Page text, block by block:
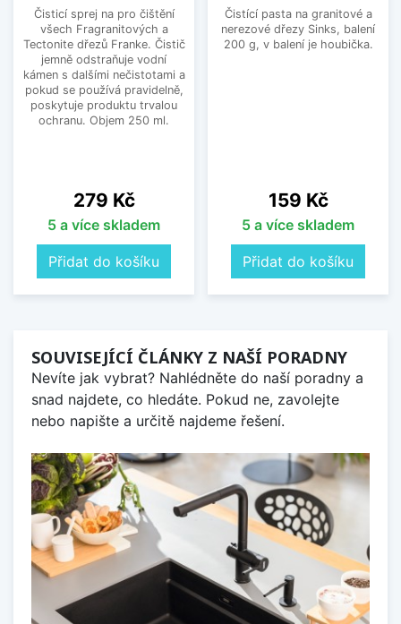
Čisticí sprej na pro čištění
všech Fragranitových a
Tectonite dřezů Franke. Čistič
jemně odstraňuje vodní
kámen s dalšími nečistotami a
pokud se používá pravidelně,
poskytuje produktu trvalou
ochranu. Objem 250 ml.
Cena
279 Kč
5 a více skladem
Přidat do košíku
Čistící pasta na granitové a
nerezové dřezy Sinks, balení
200 g, v balení je houbička.
Cena
159 Kč
5 a více skladem
Přidat do košíku
SOUVISEJÍCÍ ČLÁNKY Z NAŠÍ PORADNY
Nevíte jak vybrat? Nahlédněte do naší poradny a
snad najdete, co hledáte. Pokud ne, zavolejte
nebo napište a určitě najdeme řešení.